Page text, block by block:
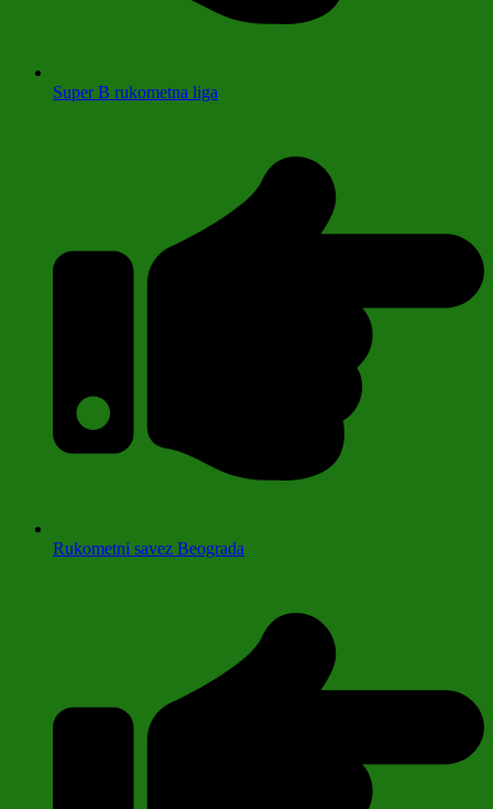
Super B rukometna liga
Rukometni savez Beograda